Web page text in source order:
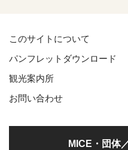
このサイトについて
パンフレットダウンロード
観光案内所
お問い合わせ
MICE・団体